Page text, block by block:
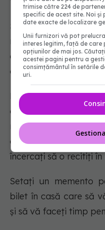
Stabiliți limite cu
regulă să spuneți
dvs. pentru a vă
consecințe grave pe
Reamintiți-vă că
că sunteți productiv
mantră care să
dvs. valoarea de
încercați să o recitiți în
Setați un memento
bilet în casă care să
și să vă faceți timp
trimise către 224 de
specific de acest site. Noi
date exacte de localizare
Unii furnizori vă pot
interes legitim, față de
opțiunilor de mai jos.
acestei pagini pentru a
consimțământul în setările
uri.